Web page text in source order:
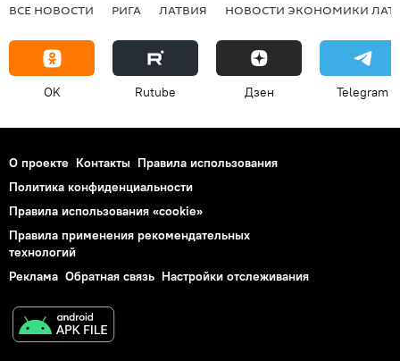
ВСЕ НОВОСТИ РИГА ЛАТВИЯ НОВОСТИ ЭКОНОМИКИ
OK Rutube Дзен Telegram
О проекте Контакты Правила использования
Политика конфиденциальности
Правила использования «cookie»
Правила применения рекомендательных
технологий
Реклама Обратная связь Настройки отслеживания